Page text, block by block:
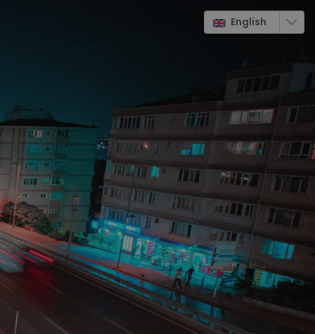
English